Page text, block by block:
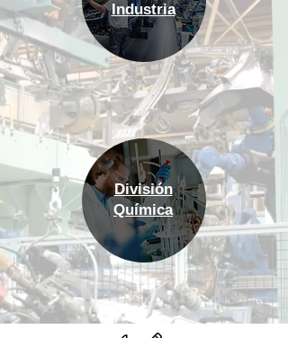
Industria
División
Química